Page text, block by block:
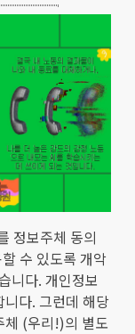
정보주체 동의
수 있도록 개악
니다. 개인정보
다. 그런데 해당
체 (우리!)의 별도